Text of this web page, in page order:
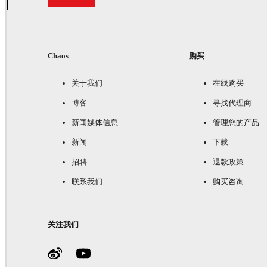
Chaos
关于我们
博客
新闻媒体信息
新闻
招聘
联系我们
购买
在线购买
寻找代理商
管理您的产品
下载
退款政策
购买咨询
关注我们